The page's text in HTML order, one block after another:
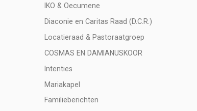
IKO & Oecumene
Diaconie en Caritas Raad (D.C.R.)
Locatieraad & Pastoraatgroep
COSMAS EN DAMIANUSKOOR
Intenties
Mariakapel
Familieberichten